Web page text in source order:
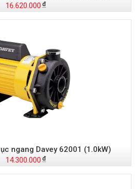
16.620.000
ngang Davey 62001 (1.0kW)
14.300.000